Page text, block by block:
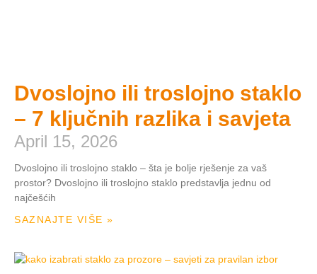
Dvoslojno ili troslojno staklo
– 7 ključnih razlika i savjeta
April 15, 2026
Dvoslojno ili troslojno staklo – šta je bolje rješenje za vaš
prostor? Dvoslojno ili troslojno staklo predstavlja jednu od
najčešćih
SAZNAJTE VIŠE »